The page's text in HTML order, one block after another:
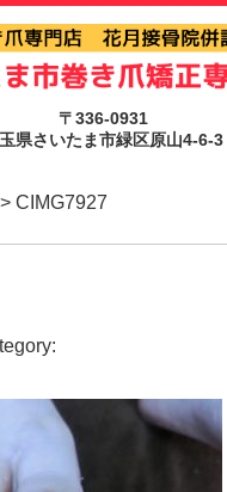
〒336-0931
県さいたま市緑区原山4-6-3
CIMG7927